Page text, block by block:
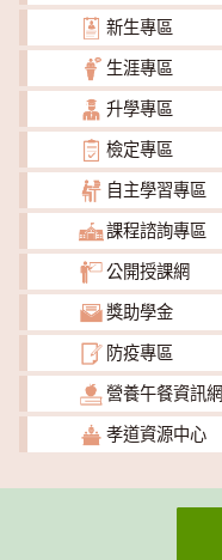
新生專區
生涯專區
升學專區
檢定專區
自主學習專區
課程諮詢專區
公開授課網
獎助學金
防疫專區
營養午餐資訊網
孝道資源中心